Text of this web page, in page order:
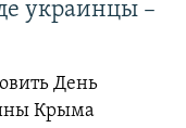
украинцы –
День
Крыма